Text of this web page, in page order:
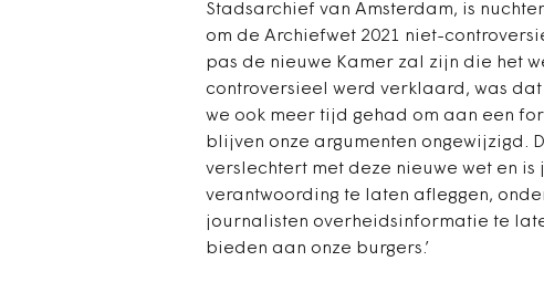
Stadsarchief van Amsterdam, is
om de Archiefwet 2021 niet-
pas de nieuwe Kamer zal zijn die het
controversieel werd verklaard, was
we ook meer tijd gehad om aan een
blijven onze argumenten
verslechtert met deze nieuwe wet en
verantwoording te laten afleggen,
journalisten overheidsinformatie te
bieden aan onze burgers.’